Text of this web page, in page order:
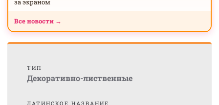
за экраном
Все новости →
ТИП
Декоративно-лиственные
ЛАТИНСКОЕ НАЗВАНИЕ